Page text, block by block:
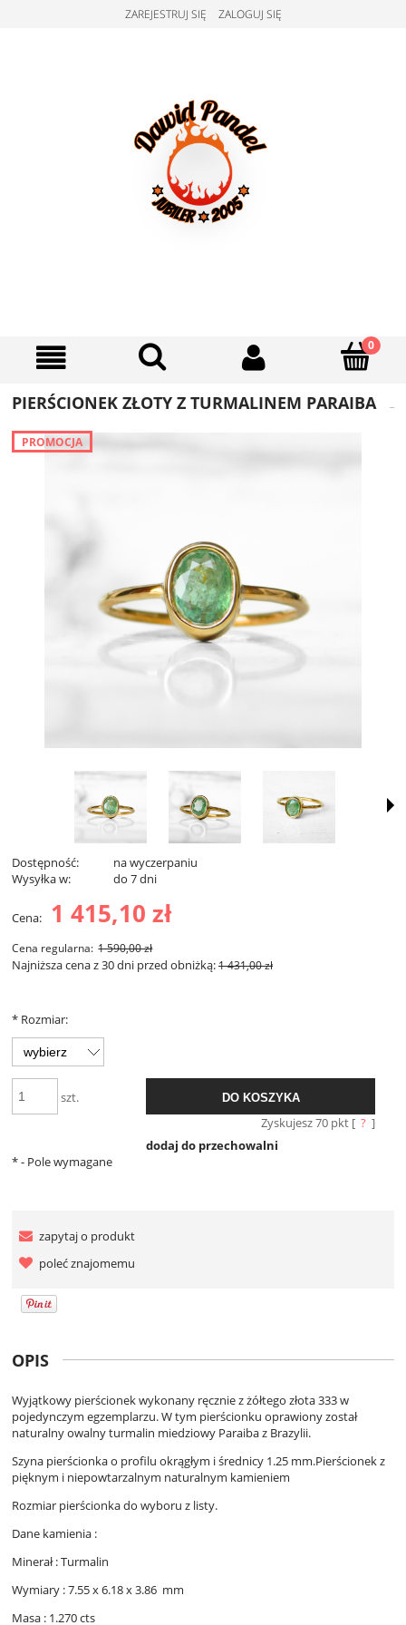
ZAREJESTRUJ SIĘ ZALOGUJ SIĘ
PIERŚCIONEK ZŁOTY Z TURMALINEM PARAIBA
PROMOCJA
Dostępność:
na wyczerpaniu
Wysyłka w:
do 7 dni
Cena: 1 415,10 zł
Cena regularna: 1 590,00 zł
Najniższa cena z 30 dni przed obniżką:1 431,00 zł
* Rozmiar:
szt. DO KOSZYKA
Zyskujesz70 pkt [ ? ]
dodaj do przechowalni
*- Pole wymagane
zapytaj o produkt
poleć znajomemu
OPIS
Wyjątkowy pierścionek wykonany ręcznie z żółtego złota 333 w
pojedynczym egzemplarzu. W tym pierścionku oprawiony został
naturalny owalny turmalin miedziowy Paraiba z Brazylii.
Szyna pierścionka o profilu okrągłym i średnicy 1.25 mm.Pierścionek z
pięknym i niepowtarzalnym naturalnym kamieniem
Rozmiar pierścionka do wyboru z listy.
Dane kamienia :
Minerał : Turmalin
Wymiary : 7.55 x 6.18 x 3.86 mm
Masa : 1.270 cts